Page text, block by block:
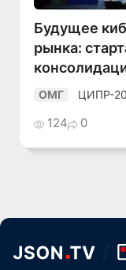
Будущее
рынка:
ОМГ ЦИПР-
124 0